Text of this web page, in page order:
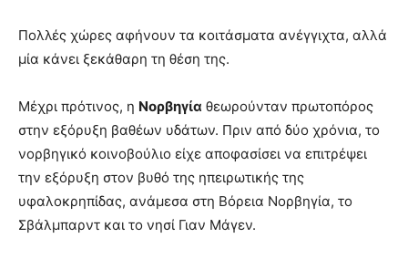
Πολλές χώρες αφήνουν τα κοιτάσματα ανέγγιχτα, αλλά
μία κάνει ξεκάθαρη τη θέση της.
Μέχρι πρότινος, η Νορβηγία θεωρούνταν πρωτοπόρος
στην εξόρυξη βαθέων υδάτων. Πριν από δύο χρόνια, το
νορβηγικό κοινοβούλιο είχε αποφασίσει να επιτρέψει
την εξόρυξη στον βυθό της ηπειρωτικής της
υφαλοκρηπίδας, ανάμεσα στη Βόρεια Νορβηγία, το
Σβάλμπαρντ και το νησί Γιαν Μάγεν.